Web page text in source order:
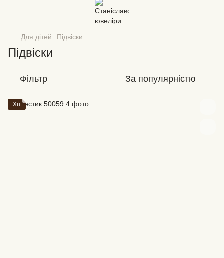
Для дітей Підвіски
Підвіски
Фільтр За популярністю
Хіт